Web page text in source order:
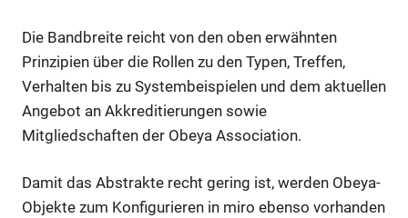
Die Bandbreite reicht von den oben erwähnten
Prinzipien über die Rollen zu den Typen, Treffen,
Verhalten bis zu Systembeispielen und dem aktuellen
Angebot an Akkreditierungen sowie
Mitgliedschaften der Obeya Association.
Damit das Abstrakte recht gering ist, werden Obeya-
Objekte zum Konfigurieren in miro ebenso vorhanden